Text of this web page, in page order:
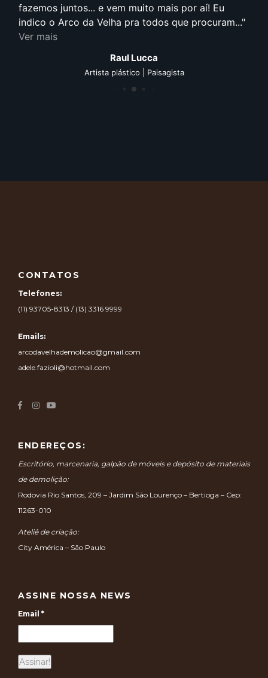
fazemos juntos... e vem muito mais por aí! Eu
indico o Arco da Velha pra todos que procuram...
Ver mais
Raul Lucca
Artista plástico | Paisagista
CONTATOS
Telefones:
(11) 93705-8313 / (13) 3316 9999
Emails:
arcodavelhademolicao@gmail.com
adele.fazioli@hotmail.com
ENDEREÇOS:
Escritório, marcenaria, galpão de móveis e depósito de materiais
de demolição:
Rodovia Rio Santos, 209 – Jardim São Lourenço – Bertioga – Cep:
11263-010
Ateliê de criação:
City América – São Paulo
ASSINE NOSSA NEWS
Email *